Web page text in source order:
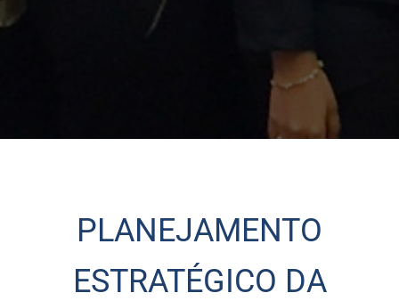
PLANEJAMENTO
ESTRATÉGICO DA